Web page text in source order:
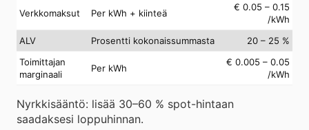
Verkkomaksut Per kWh + kiinteä
€ 0.05 – 0.15
/kWh
ALV
Prosentti kokonaissummasta
20 – 25 %
Toimittajan
marginaali
Per kWh
€ 0.005 – 0.05
/kWh
Nyrkkisääntö: lisää 30–60 % spot-hintaan
saadaksesi loppuhinnan.